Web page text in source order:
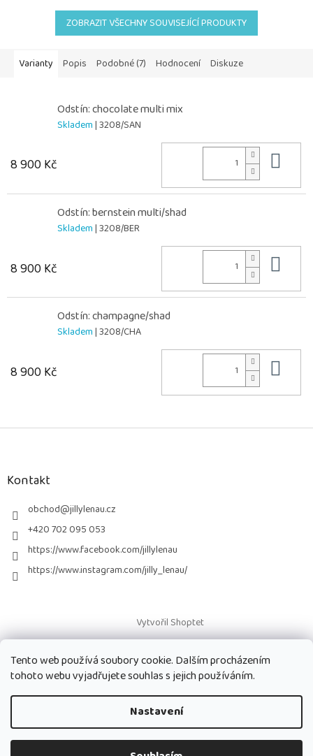
Tento web používá soubory cookie. Dalším procházením
tohoto webu vyjadřujete souhlas s jejich používáním.
Nastavení
ZOBRAZIT VŠECHNY SOUVISEJÍCÍ PRODUKTY
Varianty Popis Podobné (7) Hodnocení Diskuze
Odstín: chocolate multi mix
Skladem| 3208/SAN
8 900 Kč
Odstín: bernstein multi/shad
Skladem| 3208/BER
8 900 Kč
Odstín: champagne/shad
Skladem| 3208/CHA
8 900 Kč
Z
Kontakt
obchod@jillylenau.cz
+420 702 095 053
https://www.facebook.com/jillylenau
https://www.instagram.com/jilly_lenau/
Vytvořil Shoptet
Copyright 2026Paruky Jilly Lenau s.r.o.. Všechna práva vyhrazena.